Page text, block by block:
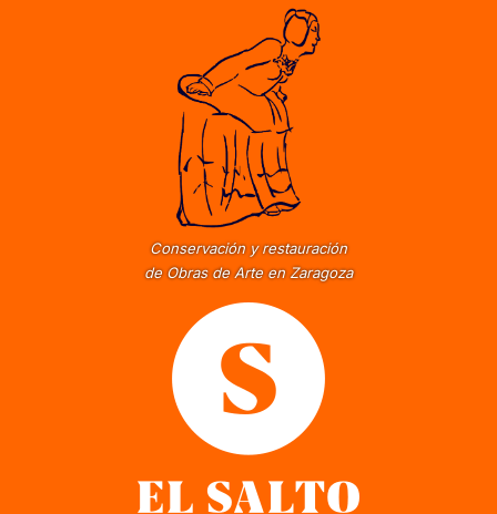
Conservación y restauración
de Obras de Arte en Zaragoza